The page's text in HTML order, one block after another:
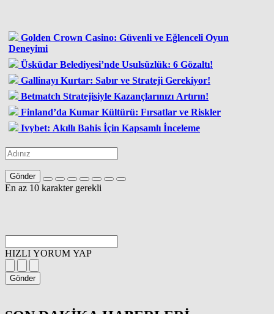
Golden Crown Casino: Güvenli ve Eğlenceli Oyun
Deneyimi
Üsküdar Belediyesi’nde Usulsüzlük: 6 Gözaltı!
Gallinayı Kurtar: Sabır ve Strateji Gerekiyor!
Betmatch Stratejisiyle Kazançlarınızı Artırın!
Finland’da Kumar Kültürü: Fırsatlar ve Riskler
Ivybet: Akıllı Bahis İçin Kapsamlı İnceleme
Gönder
En az 10 karakter gerekli
HIZLI YORUM YAP
Gönder